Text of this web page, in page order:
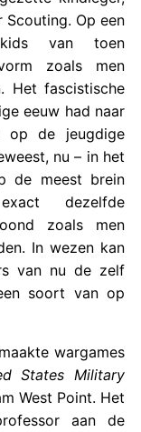
Op een
van toen
zoals men
Het fascistische
eeuw had naar
op de jeugdige
nu – in het
de meest brein
dezelfde
zoals men
In wezen kan
van nu de zelf
soort van op
wargames
States Military
West Point. Het
aan de